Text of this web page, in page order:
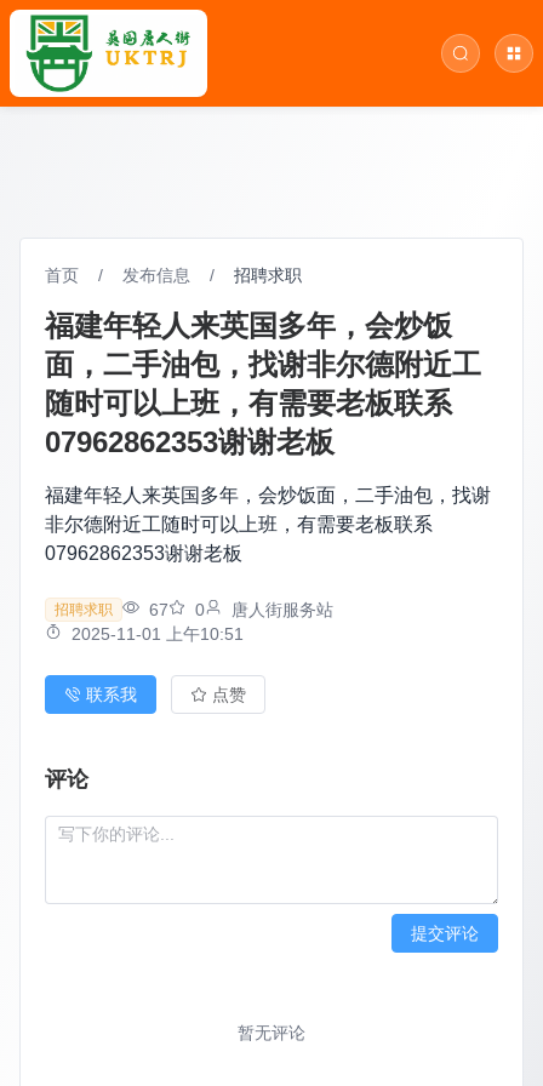
首页 / 发布信息 / 招聘求职
福建年轻人来英国多年，会炒饭
面，二手油包，找谢非尔德附近工
随时可以上班，有需要老板联系
07962862353谢谢老板
福建年轻人来英国多年，会炒饭面，二手油包，找谢
非尔德附近工随时可以上班，有需要老板联系
07962862353谢谢老板
招聘求职 67 0
唐人街服务站
2025-11-01 上午10:51
联系我 点赞
评论
提交评论
暂无评论